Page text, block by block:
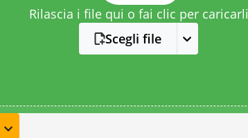
Rilascia i file qui o fai clic per caricarli
Scegli file